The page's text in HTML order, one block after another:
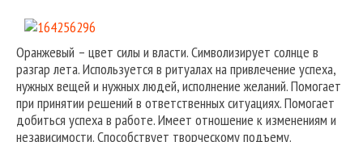
Оранжевый – цвет силы и власти. Символизирует солнце в
разгар лета. Используется в ритуалах на привлечение успеха,
нужных вещей и нужных людей, исполнение желаний. Помогает
при принятии решений в ответственных ситуациях. Помогает
добиться успеха в работе. Имеет отношение к изменениям и
независимости. Способствует творческому подъему.